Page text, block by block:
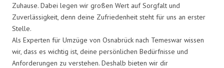
Zuhause. Dabei legen wir großen Wert auf Sorgfalt und
Zuverlässigkeit, denn deine Zufriedenheit steht für uns an erster
Stelle.
Als Experten für Umzüge von Osnabrück nach Temeswar wissen
wir, dass es wichtig ist, deine persönlichen Bedürfnisse und
Anforderungen zu verstehen. Deshalb bieten wir dir